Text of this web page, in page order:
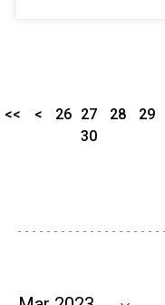
<< < 26 27 28
29
30